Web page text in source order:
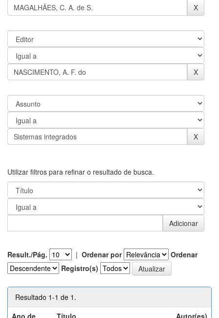
Utilizar filtros para refinar o resultado de busca.
Result./Pág. | Ordenar por
Ordenar
Registro(s)
Resultado 1-1 de 1.
Ano de
Título Autor(es)